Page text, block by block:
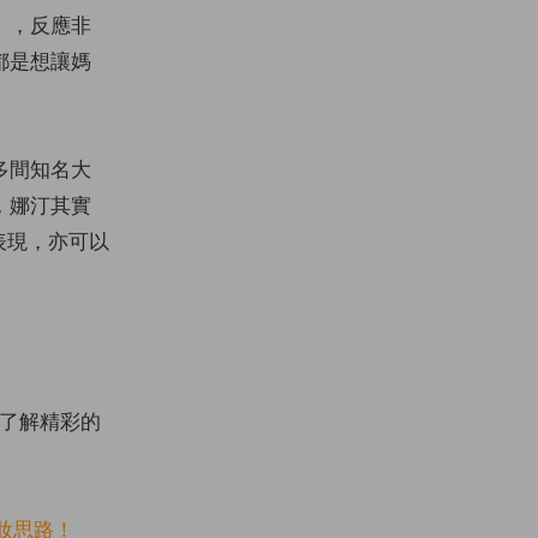
，反應非
是想讓媽
間知名大
娜汀其實
，亦可以
解精彩的
路！